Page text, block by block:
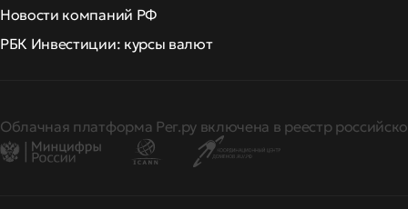
Новости компаний РФ
РБК Инвестиции: курсы валют
Облачная платформа Рег.ру включена в реестр